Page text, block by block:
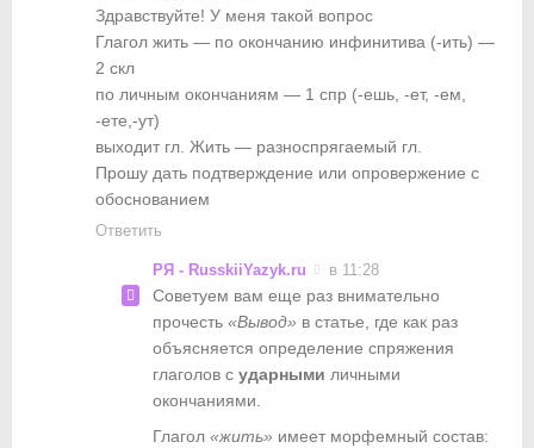
Здравствуйте! У меня такой вопрос
Глагол жить — по окончанию инфинитива (-ить) —
2 скл
по личным окончаниям — 1 спр (-ешь, -ет, -ем,
-ете,-ут)
выходит гл. Жить — разноспрягаемый гл.
Прошу дать подтверждение или опровержение с
обоснованием
Ответить
РЯ - RusskiiYazyk.ru в 11:28
Советуем вам еще раз внимательно
прочесть «Вывод» в статье, где как раз
объясняется определение спряжения
глаголов с ударными личными
окончаниями.
Глагол «жить» имеет морфемный состав: